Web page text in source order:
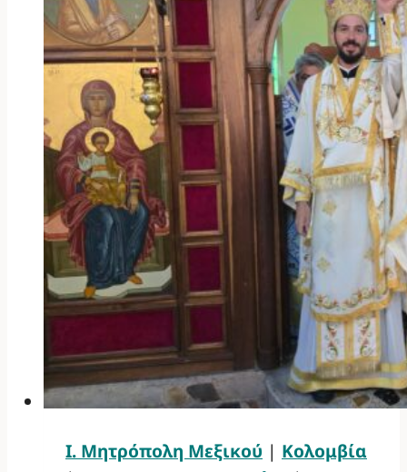
Ι. Μητρόπολη Μεξικού | Κολομβία